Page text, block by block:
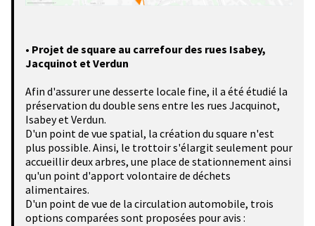
• Projet de square au carrefour des rues Isabey,
Jacquinot et Verdun
Afin d'assurer une desserte locale fine, il a été étudié la
préservation du double sens entre les rues Jacquinot,
Isabey et Verdun.
D'un point de vue spatial, la création du square n'est
plus possible. Ainsi, le trottoir s'élargit seulement pour
accueillir deux arbres, une place de stationnement ainsi
qu'un point d'apport volontaire de déchets
alimentaires.
D'un point de vue de la circulation automobile, trois
options comparées sont proposées pour avis :